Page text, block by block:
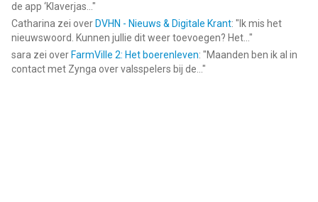
de app ‘Klaverjas... "
Catharina zei over DVHN - Nieuws & Digitale Krant: " Ik mis het
nieuwswoord. Kunnen jullie dit weer toevoegen? Het... "
sara zei over FarmVille 2: Het boerenleven: "Maanden ben ik al in
contact met Zynga over valsspelers bij de... "